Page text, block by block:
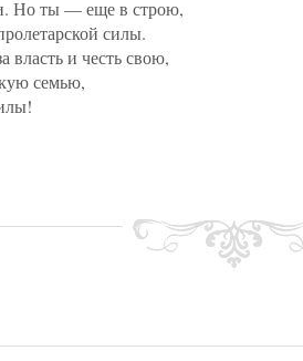
Но ты — еще в строю,
силы.
власть и честь свою,
семью,